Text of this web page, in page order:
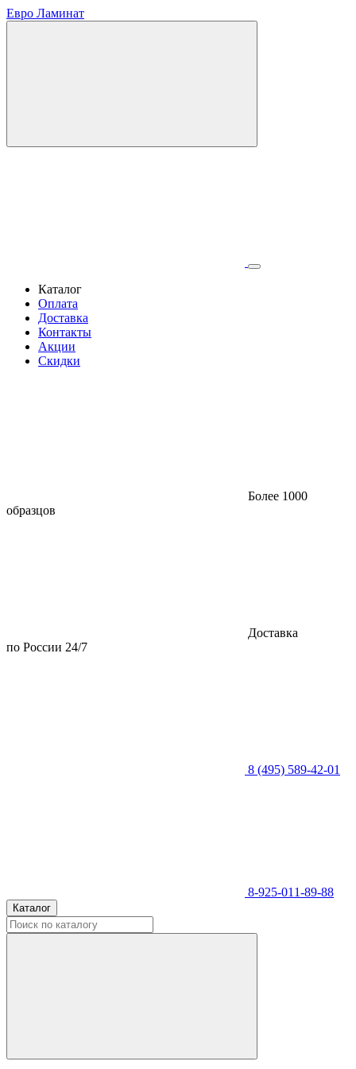
Евро Ламинат
Каталог
Оплата
Доставка
Контакты
Акции
Скидки
Более 1000
образцов
Доставка
по России 24/7
8 (495) 589-42-01
8-925-011-89-88
Каталог